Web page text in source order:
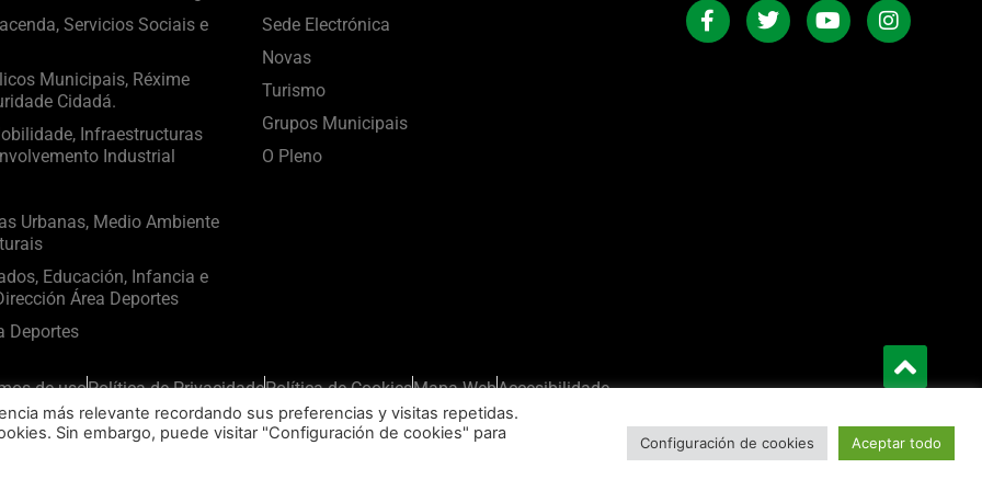
Servicios Sociais e
Municipais, Réxime
Cidadá.
Infraestructuras
Industrial
Urbanas, Medio Ambiente
Educación, Infancia e
Área Deportes
Deportes
Sede Electrónica
Novas
Turismo
Grupos Municipais
O Pleno
de usoPolítica de PrivacidadePolítica de CookiesMapa WebAccesibilidade
Concello de Vilalba © 2020 Todos los derechos reservados
más relevante recordando sus preferencias y visitas repetidas.
Sin embargo, puede visitar "Configuración de cookies" para
Configuración de cookies Aceptar todo